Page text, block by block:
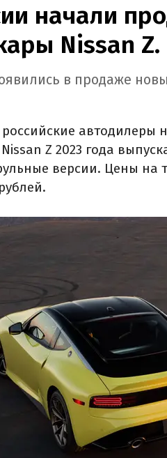
начали
Nissan
в продаже
автодилеры
Z 2023 года
версии. Цены на